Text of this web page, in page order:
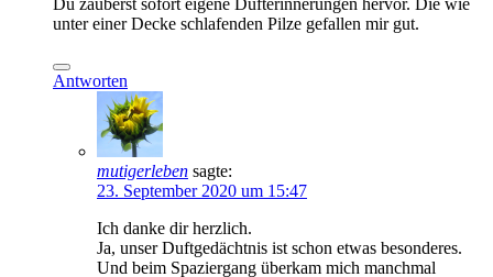
unter einer Decke schlafenden Pilze gefallen mir gut.
Antworten
mutigerleben sagte:
23. September 2020 um 15:47
Ich danke dir herzlich.
Ja, unser Duftgedächtnis ist schon etwas besonderes.
Und beim Spaziergang überkam mich manchmal